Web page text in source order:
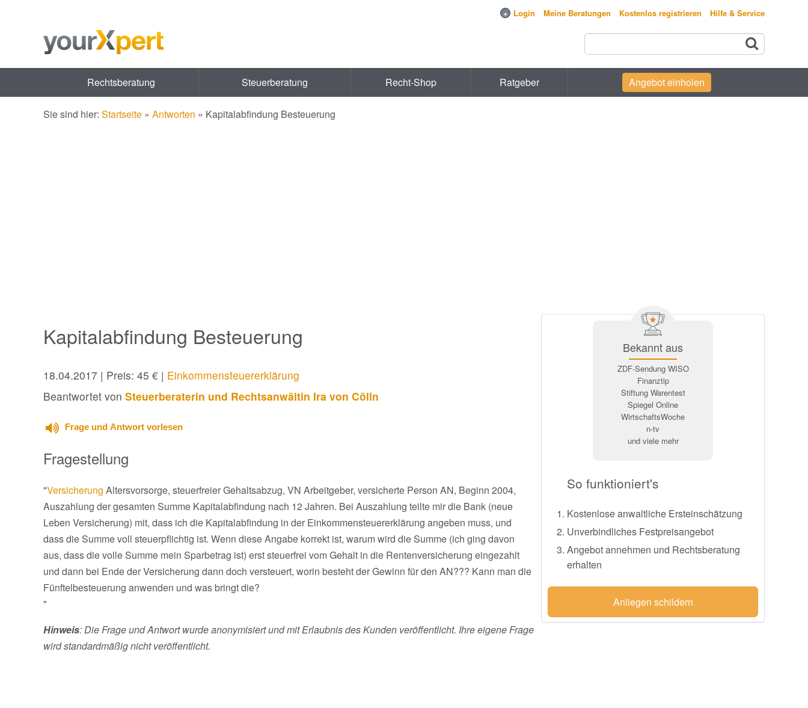
+ Login Meine Beratungen Kostenlos registrieren Hilfe & Service
Rechtsberatung Steuerberatung Recht-Shop Ratgeber Angebot einholen
Sie sind hier: Startseite » Antworten » Kapitalabfindung Besteuerung
Kapitalabfindung Besteuerung
18.04.2017 | Preis: 45 € | Einkommensteuererklärung
Beantwortet von Steuerberaterin und Rechtsanwältin Ira von Cölln
Frage und Antwort vorlesen
Fragestellung
"Versicherung Altersvorsorge, steuerfreier Gehaltsabzug, VN Arbeitgeber, versicherte Person AN, Beginn 2004,
Auszahlung der gesamten Summe Kapitalabfindung nach 12 Jahren. Bei Auszahlung teilte mir die Bank (neue
Leben Versicherung) mit, dass ich die Kapitalabfindung in der Einkommensteuererklärung angeben muss, und
dass die Summe voll steuerpflichtig ist. Wenn diese Angabe korrekt ist, warum wird die Summe (ich ging davon
aus, dass die volle Summe mein Sparbetrag ist) erst steuerfrei vom Gehalt in die Rentenversicherung eingezahlt
und dann bei Ende der Versicherung dann doch versteuert, worin besteht der Gewinn für den AN??? Kann man die
Fünftelbesteuerung anwenden und was bringt die?
"
Hinweis: Die Frage und Antwort wurde anonymisiert und mit Erlaubnis des Kunden veröffentlicht. Ihre eigene Frage
wird standardmäßig nicht veröffentlicht.
Bekannt aus
ZDF-Sendung WISO
Finanztip
Stiftung Warentest
Spiegel Online
WirtschaftsWoche
n-tv
und viele mehr
So funktioniert's
Kostenlose anwaltliche Ersteinschätzung
Unverbindliches Festpreisangebot
Angebot annehmen und Rechtsberatung
erhalten
Anliegen schildern